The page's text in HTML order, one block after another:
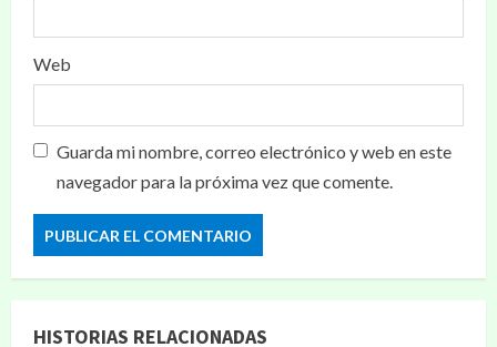
Web
Guarda mi nombre, correo electrónico y web en este
navegador para la próxima vez que comente.
HISTORIAS RELACIONADAS